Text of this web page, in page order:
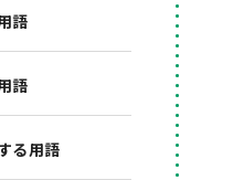
語
語
る用語